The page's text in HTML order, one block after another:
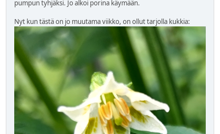
pumpun tyhjäksi. Jo alkoi porina käymään.
Nyt kun tästä on jo muutama viikko, on ollut tarjolla kukkia: